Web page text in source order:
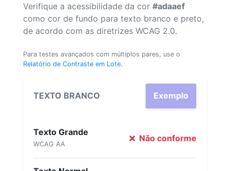
Verifique a acessibilidade da cor #adaaef
como cor de fundo para texto branco e preto,
de acordo com as diretrizes WCAG 2.0.
Para testes avançados com múltiplos pares, use o
Relatório de Contraste em Lote.
TEXTO BRANCO Exemplo
Texto Grande
WCAG AA
Não conforme